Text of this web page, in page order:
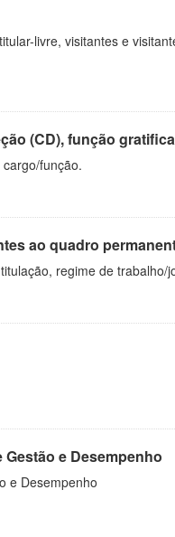
livre, visitantes e
(CD), função
função.
ao quadro
regime de trabalho/
e Desempenho
e Desempenho